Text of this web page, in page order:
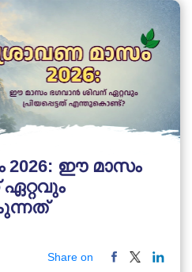
ഈ മാസം
Share on